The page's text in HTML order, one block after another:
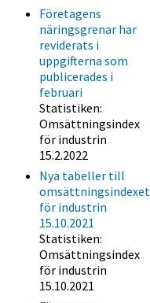
Företagens
näringsgrenar har
reviderats i
uppgifterna som
publicerades i
februari
Statistiken:
Omsättningsindex
för industrin
15.2.2022
Nya tabeller till
omsättningsindexet
för industrin
15.10.2021
Statistiken:
Omsättningsindex
för industrin
15.10.2021